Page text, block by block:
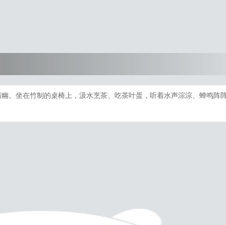
。坐在竹制的桌椅上，汲水烹茶、吃茶叶蛋，听着水声淙淙、蝉鸣阵